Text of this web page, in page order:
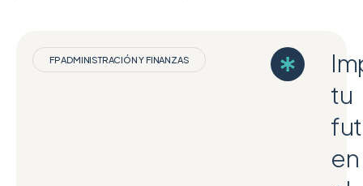
FP ADMINISTRACIÓN Y FINANZAS
tu
en